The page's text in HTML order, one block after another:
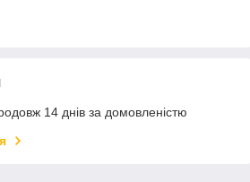
14 днів за домовленістю